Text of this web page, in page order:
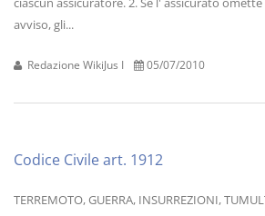
avviso, gli...
Redazione WikiJus I 05/07/2010
Codice Civile art. 1912
TERREMOTO, GUERRA, INSURREZIONI,